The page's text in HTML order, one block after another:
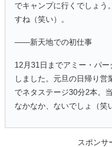
でキャンプに行くでしょう
すね（笑い）。
――新天地での初仕事
12月31日までアミー・パ
しました。元旦の日帰り営
でネタステージ30分2本。
なかなか、ないでしょ（笑
スポンサ